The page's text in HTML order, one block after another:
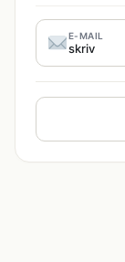
E-MAIL
skriv